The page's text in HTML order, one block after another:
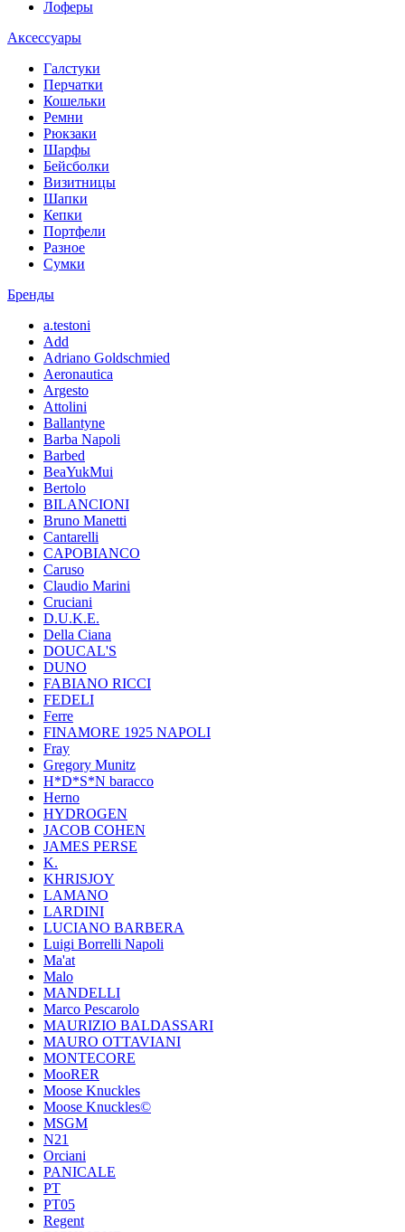
Лоферы
Аксессуары
Галстуки
Перчатки
Кошельки
Ремни
Рюкзаки
Шарфы
Бейсболки
Визитницы
Шапки
Кепки
Портфели
Разное
Сумки
Бренды
a.testoni
Add
Adriano Goldschmied
Aeronautica
Argesto
Attolini
Ballantyne
Barba Napoli
Barbed
BeaYukMui
Bertolo
BILANCIONI
Bruno Manetti
Cantarelli
CAPOBIANCO
Caruso
Claudio Marini
Cruciani
D.U.K.E.
Della Ciana
DOUCAL'S
DUNO
FABIANO RICCI
FEDELI
Ferre
FINAMORE 1925 NAPOLI
Fray
Gregory Munitz
H*D*S*N baracco
Herno
HYDROGEN
JACOB COHEN
JAMES PERSE
K.
KHRISJOY
LAMANO
LARDINI
LUCIANO BARBERA
Luigi Borrelli Napoli
Ma'at
Malo
MANDELLI
Marco Pescarolo
MAURIZIO BALDASSARI
MAURO OTTAVIANI
MONTECORE
MooRER
Moose Knuckles
Moose Knuckles©️
MSGM
N21
Orciani
PANICALE
PT
PT05
Regent